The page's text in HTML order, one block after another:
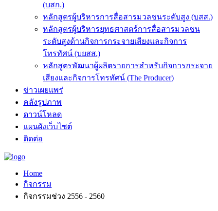
(บสก.)
หลักสูตรผู้บริหารการสื่อสารมวลชนระดับสูง (บสส.)
หลักสูตรผู้บริหารยุทธศาสตร์การสื่อสารมวลชน
ระดับสูงด้านกิจการกระจายเสียงและกิจการ
โทรทัศน์ (บยสส.)
หลักสูตรพัฒนาผู้ผลิตรายการสำหรับกิจการกระจาย
เสียงและกิจการโทรทัศน์ (The Producer)
ข่าวเผยแพร่
คลังรูปภาพ
ดาวน์โหลด
แผนผังเว็บไซต์
ติดต่อ
Home
กิจกรรม
กิจกรรมช่วง 2556 - 2560